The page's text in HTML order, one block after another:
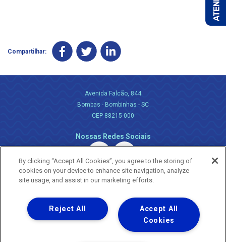
Compartilhar:
Avenida Falcão, 844
Bombas - Bombinhas - SC
CEP 88215-000
Nossas Redes Sociais
Uma empresa
Copyright ® 2026 - Todos os Direitos Reservados.
Nossa natureza movimenta a vida
By clicking “Accept All Cookies”, you agree to the storing of
cookies on your device to enhance site navigation, analyze
site usage, and assist in our marketing efforts.
Accept All
Cookies
Reject All